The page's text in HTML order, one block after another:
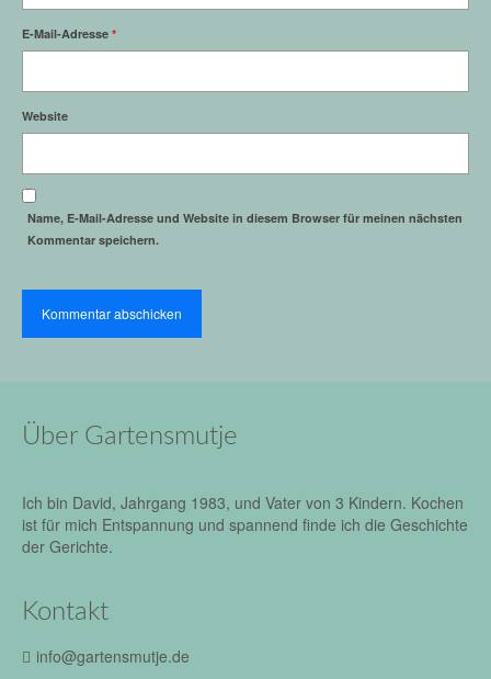
E-Mail-Adresse *
Website
Name, E-Mail-Adresse und Website in diesem Browser für meinen nächsten
Kommentar speichern.
Über Gartensmutje
Ich bin David, Jahrgang 1983, und Vater von 3 Kindern. Kochen
ist für mich Entspannung und spannend finde ich die Geschichte
der Gerichte.
Kontakt
info@gartensmutje.de